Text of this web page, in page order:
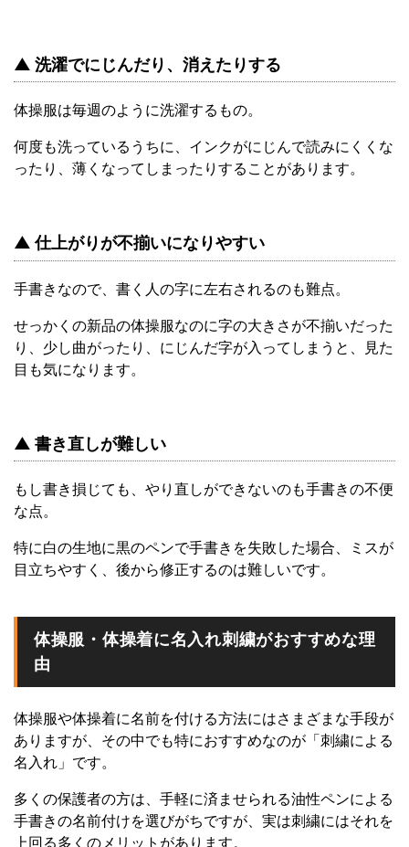
▲ 洗濯でにじんだり、消えたりする
体操服は毎週のように洗濯するもの。
何度も洗っているうちに、インクがにじんで読みにくくな
ったり、薄くなってしまったりすることがあります。
▲ 仕上がりが不揃いになりやすい
手書きなので、書く人の字に左右されるのも難点。
せっかくの新品の体操服なのに字の大きさが不揃いだった
り、少し曲がったり、にじんだ字が入ってしまうと、見た
目も気になります。
▲ 書き直しが難しい
もし書き損じても、やり直しができないのも手書きの不便
な点。
特に白の生地に黒のペンで手書きを失敗した場合、ミスが
目立ちやすく、後から修正するのは難しいです。
体操服・体操着に名入れ刺繍がおすすめな理
由
体操服や体操着に名前を付ける方法にはさまざまな手段が
ありますが、その中でも特におすすめなのが「刺繍による
名入れ」です。
多くの保護者の方は、手軽に済ませられる油性ペンによる
手書きの名前付けを選びがちですが、実は刺繍にはそれを
上回る多くのメリットがあります。